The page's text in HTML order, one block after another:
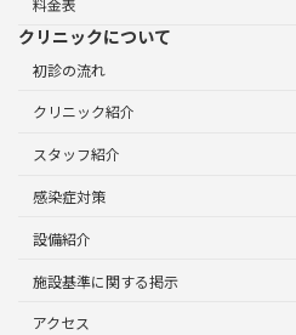
クリニックについて
初診の流れ
クリニック紹介
スタッフ紹介
感染症対策
設備紹介
施設基準に関する掲示
アクセス